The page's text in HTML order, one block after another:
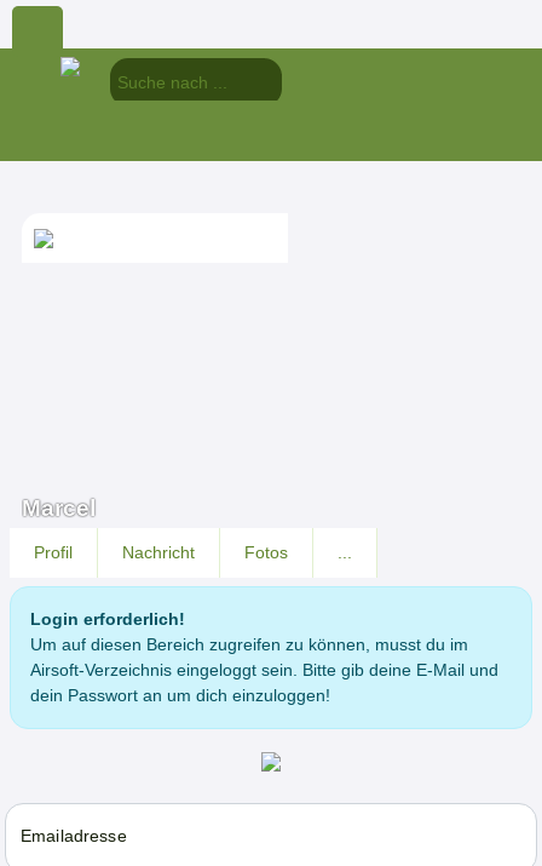
Marcel
Profil Nachricht Fotos
Login erforderlich!
Um auf diesen Bereich zugreifen zu können, musst du im
Airsoft-Verzeichnis eingeloggt sein. Bitte gib deine E-Mail und
dein Passwort an um dich einzuloggen!
Emailadresse